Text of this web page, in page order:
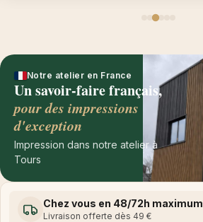
Notre atelier en France
Un savoir-faire français,
pour des impressions
d'exception
Impression dans notre atelier à
Tours
Chez vous en 48/72h maximum
Livraison offerte dès 49 €